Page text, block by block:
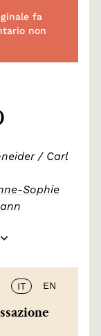
fa
non
/ Carl
Sophie
IT EN